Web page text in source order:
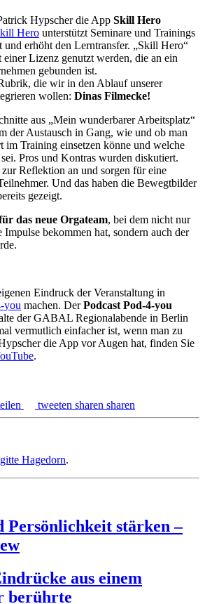
Hypscher die App Skill Hero
Hero unterstützt Seminare und Trainings
und erhöht den Lerntransfer. „Skill Hero“
Lizenz genutzt werden, die an ein
gebunden ist.
die wir in den Ablauf unserer
wollen: Dinas Filmecke!
aus „Mein wunderbarer Arbeitsplatz“
der Austausch in Gang, wie und ob man
im Training einsetzen könne und welche
Pros und Kontras wurden diskutiert.
Reflektion an und sorgen für eine
Und das haben die Bewegtbilder
gezeigt.
das neue Orgateam, bei dem nicht nur
Impulse bekommen hat, sondern auch der
Eindruck der Veranstaltung in
you machen. DerPodcast Pod-4-you
der GABAL Regionalabende in Berlin
vermutlich einfacher ist, wenn man zu
die App vor Augen hat, finden Sie
.
tweeten sharen sharen
Hagedorn.
Persönlichkeit stärken –
aus einem
berührte